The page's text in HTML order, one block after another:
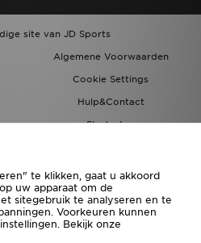
site van JD Sports
Algemene Voorwaarden
Cookie Settings
Hulp&Contact
Studenten
te klikken, gaat u akkoord
uw apparaat om de
sitegebruik te analyseren en te
Voorkeuren kunnen
Bekijk onze